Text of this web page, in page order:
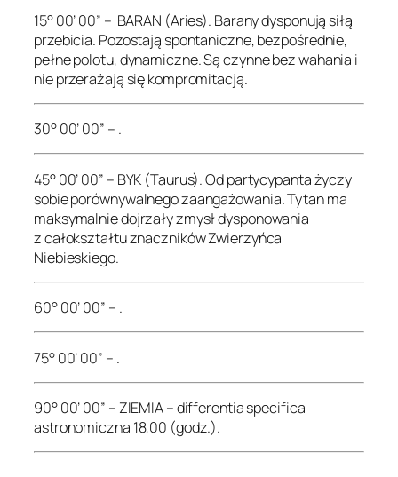
15° 00’ 00” – BARAN (Aries). Barany dysponują siłą
przebicia. Pozostają spontaniczne, bezpośrednie,
pełne polotu, dynamiczne. Są czynne bez wahania i
nie przerażają się kompromitacją.
30° 00’ 00” – .
45° 00’ 00” – BYK (Taurus). Od partycypanta życzy
sobie porównywalnego zaangażowania. Tytan ma
maksymalnie dojrzały zmysł dysponowania
z całokształtu znaczników Zwierzyńca
Niebieskiego.
60° 00’ 00” – .
75° 00’ 00” – .
90° 00’ 00” – ZIEMIA – differentia specifica
astronomiczna 18,00 (godz.).